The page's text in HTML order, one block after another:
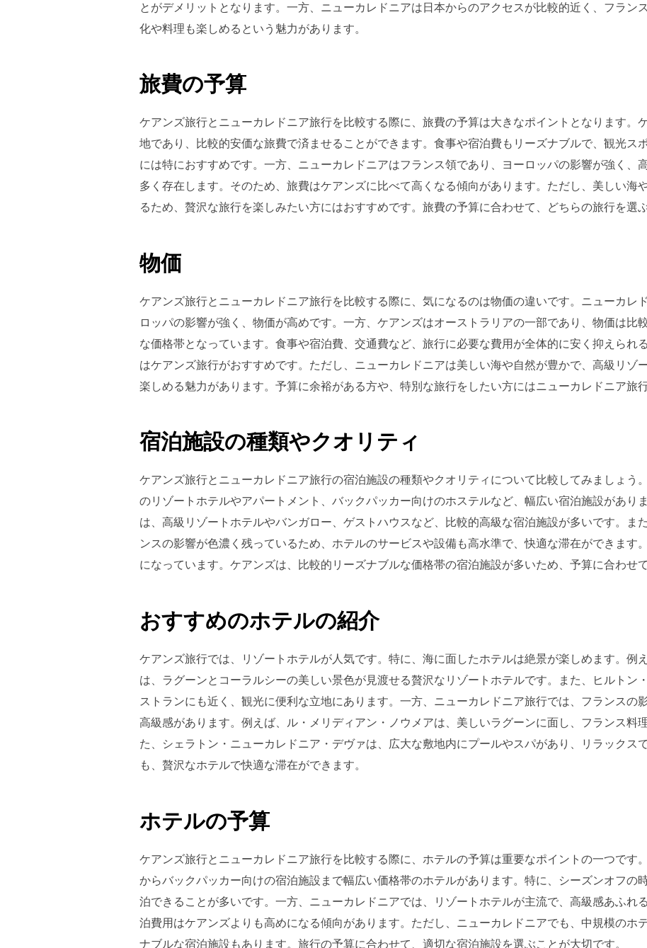
とがデメリットとなります。一方、ニューカレドニアは日本からのアクセスが比較的近く、フラン
化や料理も楽しめるという魅力があります。
旅費の予算
ケアンズ旅行とニューカレドニア旅行を比較する際に、旅費の予算は大きなポイントとなります。
地であり、比較的安価な旅費で済ませることができます。食事や宿泊費もリーズナブルで、観光ス
には特におすすめです。一方、ニューカレドニアはフランス領であり、ヨーロッパの影響が強く、
多く存在します。そのため、旅費はケアンズに比べて高くなる傾向があります。ただし、美しい海
るため、贅沢な旅行を楽しみたい方にはおすすめです。旅費の予算に合わせて、どちらの旅行を選
物価
ケアンズ旅行とニューカレドニア旅行を比較する際に、気になるのは物価の違いです。ニューカレ
ロッパの影響が強く、物価が高めです。一方、ケアンズはオーストラリアの一部であり、物価は比
な価格帯となっています。食事や宿泊費、交通費など、旅行に必要な費用が全体的に安く抑えられ
はケアンズ旅行がおすすめです。ただし、ニューカレドニアは美しい海や自然が豊かで、高級リゾ
楽しめる魅力があります。予算に余裕がある方や、特別な旅行をしたい方にはニューカレドニア旅
宿泊施設の種類やクオリティ
ケアンズ旅行とニューカレドニア旅行の宿泊施設の種類やクオリティについて比較してみましょう
のリゾートホテルやアパートメント、バックパッカー向けのホステルなど、幅広い宿泊施設があり
は、高級リゾートホテルやバンガロー、ゲストハウスなど、比較的高級な宿泊施設が多いです。ま
ンスの影響が色濃く残っているため、ホテルのサービスや設備も高水準で、快適な滞在ができます
になっています。ケアンズは、比較的リーズナブルな価格帯の宿泊施設が多いため、予算に合わせ
おすすめのホテルの紹介
ケアンズ旅行では、リゾートホテルが人気です。特に、海に面したホテルは絶景が楽しめます。例
は、ラグーンとコーラルシーの美しい景色が見渡せる贅沢なリゾートホテルです。また、ヒルトン
ストランにも近く、観光に便利な立地にあります。一方、ニューカレドニア旅行では、フランスの
高級感があります。例えば、ル・メリディアン・ノウメアは、美しいラグーンに面し、フランス料
た、シェラトン・ニューカレドニア・デヴァは、広大な敷地内にプールやスパがあり、リラックス
も、贅沢なホテルで快適な滞在ができます。
ホテルの予算
ケアンズ旅行とニューカレドニア旅行を比較する際に、ホテルの予算は重要なポイントの一つです
からバックパッカー向けの宿泊施設まで幅広い価格帯のホテルがあります。特に、シーズンオフの
泊できることが多いです。一方、ニューカレドニアでは、リゾートホテルが主流で、高級感あふれ
泊費用はケアンズよりも高めになる傾向があります。ただし、ニューカレドニアでも、中規模のホ
ナブルな宿泊施設もあります。旅行の予算に合わせて、適切な宿泊施設を選ぶことが大切です。